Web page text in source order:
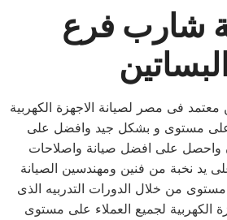
شارب فرع
البساتين
فى مصر لصيانة الاجهزة الكهربية
اعلى مستوى و بشكل جيد وافضل على
واحصل على افضل صيانة واصلاحات
يد نخبة من فنين ومهندسين الصيانة
من خلال الدورات التدربيه الذى
الكهربية لجميع العملاء على مستوى